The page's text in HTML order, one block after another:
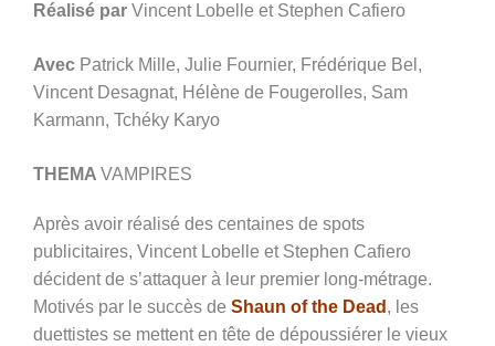
Réalisé par Vincent Lobelle et Stephen Cafiero
Avec Patrick Mille, Julie Fournier, Frédérique Bel,
Vincent Desagnat, Hélène de Fougerolles, Sam
Karmann, Tchéky Karyo
THEMA VAMPIRES
Après avoir réalisé des centaines de spots
publicitaires, Vincent Lobelle et Stephen Cafiero
décident de s’attaquer à leur premier long-métrage.
Motivés par le succès de Shaun of the Dead , les
duettistes se mettent en tête de dépoussiérer le vieux